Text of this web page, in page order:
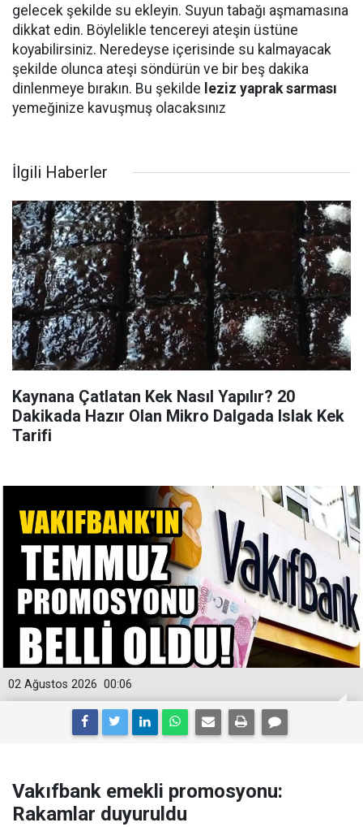
gelecek şekilde su ekleyin. Suyun tabağı aşmamasına
dikkat edin. Böylelikle tencereyi ateşin üstüne
koyabilirsiniz. Neredeyse içerisinde su kalmayacak
şekilde olunca ateşi söndürün ve bir beş dakika
dinlenmeye bırakın. Bu şekilde leziz yaprak sarması
yemeğinize kavuşmuş olacaksınız
İlgili Haberler
Kaynana Çatlatan Kek Nasıl Yapılır? 20
Dakikada Hazır Olan Mikro Dalgada Islak Kek
Tarifi
00:06
02 Ağustos 2026
Vakıfbank emekli promosyonu:
Rakamlar duyuruldu